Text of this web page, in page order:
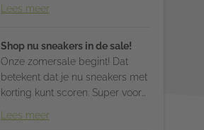
shoptegoed
Lees meer
Shop nu sneakers in de sale!
Onze zomersale begint! Dat
betekent dat je nu sneakers met
korting kunt scoren. Super voor
lopen en ook op vakantie!
Lees meer